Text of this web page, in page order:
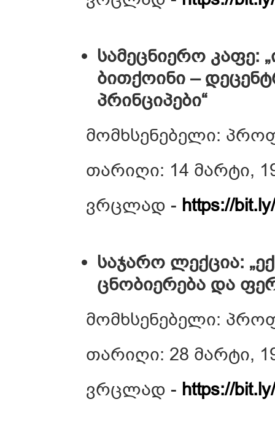
სამეცნიერო კაფე:
ბითქოინი –
პრინციპები“
მომხსენებელი:
თარიღი: 14 მარტი,
ვრცლად - https://
საჯარო ლექცია:
ცნობიერება და
მომხსენებელი:
თარიღი: 28 მარტი,
ვრცლად - https://